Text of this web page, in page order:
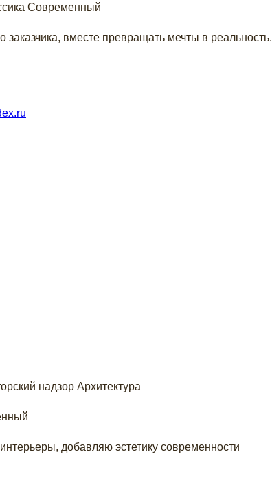
Современный
заказчика, вместе превращать мечты в реальность.
надзор Архитектура
добавляю эстетику современности